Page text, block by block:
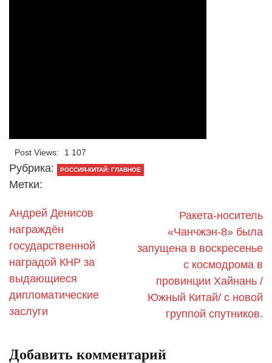
Post Views: 1 107
Рубрика: РОССИЯ-КИТАЙ: ГЛАВНОЕ
Метки:
Андрей Денисов
награждён
государственной
наградой КНР за
выдающиеся
дипломатические
заслуги
Ракета-носитель
«Чанчжэн-8» была
запущена в воскресенье
с космодрома в
провинции Хайнань /
Южный Китай/ с новой
группой спутников.
Добавить комментарий